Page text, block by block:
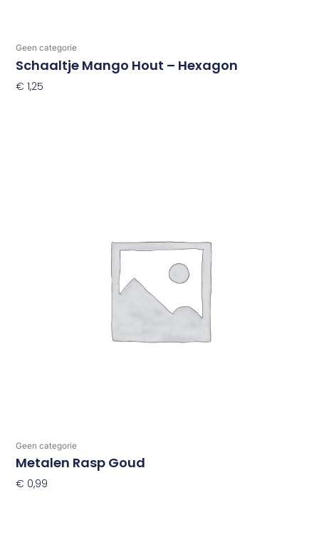
Geen categorie
Schaaltje Mango Hout – Hexagon
€ 1,25
Geen categorie
Metalen Rasp Goud
€ 0,99